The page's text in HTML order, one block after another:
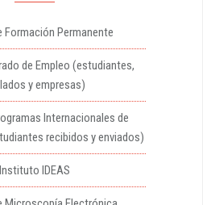
Formación Permanente
de Empleo (estudiantes,
y empresas)
Internacionales de
recibidos y enviados)
Instituto IDEAS